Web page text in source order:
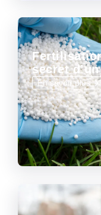
secret
En savoir plus